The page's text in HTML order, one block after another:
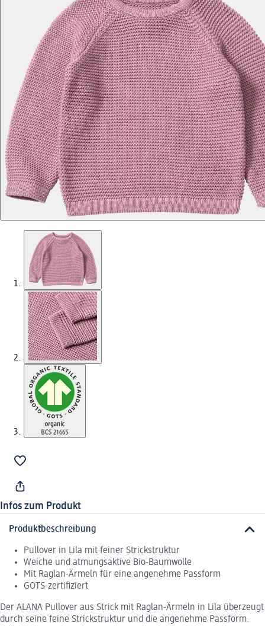
Infos zum Produkt
Produktbeschreibung
Pullover in Lila mit feiner Strickstruktur
Weiche und atmungsaktive Bio-Baumwolle
Mit Raglan-Ärmeln für eine angenehme Passform
GOTS-zertifiziert
Der ALANA Pullover aus Strick mit Raglan-Ärmeln in Lila überzeugt
durch seine feine Strickstruktur und die angenehme Passform.